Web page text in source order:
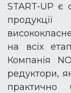
START-UP є
на всіх
Компанія
редуктори,
практично